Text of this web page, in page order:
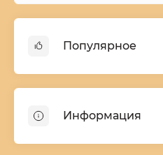
Популярное
Шкафы купе ширина 90-
Комоды из дерева
Информация